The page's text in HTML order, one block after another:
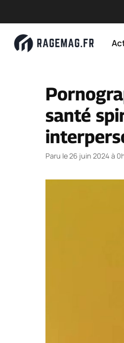
santé
Paru le 26 juin 2024 à